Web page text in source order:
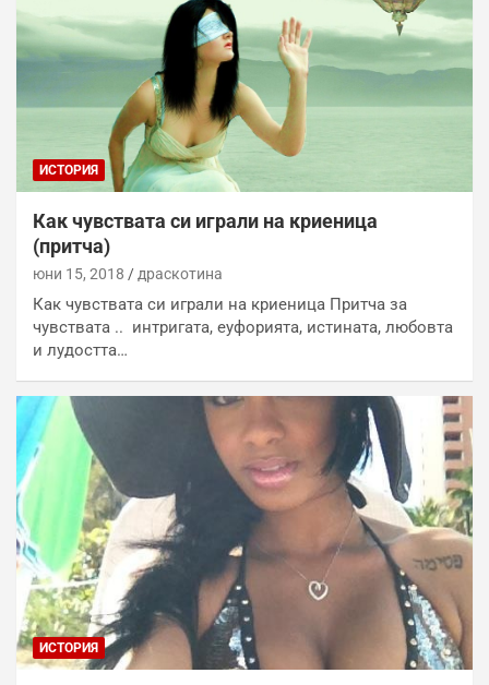
ИСТОРИЯ
Как чувствата си играли на криеница
(притча)
юни 15, 2018 драскотина
Как чувствата си играли на криеницa Притча за
чувствата .. интригата, еуфорията, истината, любовта
и лудостта…
ИСТОРИЯ